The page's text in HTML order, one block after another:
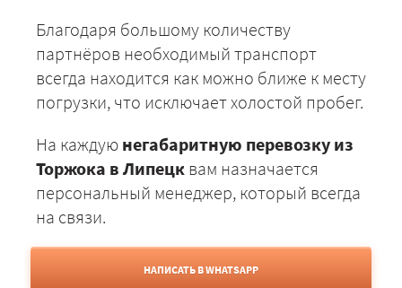
Благодаря большому количеству
партнёров необходимый транспорт
всегда находится как можно ближе к месту
погрузки, что исключает холостой пробег.
На каждую негабаритную перевозку из
Торжока в Липецк вам назначается
персональный менеджер, который всегда
на связи.
НАПИСАТЬ В WHATSAPP